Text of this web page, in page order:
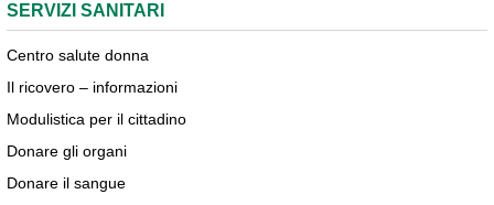
SERVIZI SANITARI
Centro salute donna
Il ricovero – informazioni
Modulistica per il cittadino
Donare gli organi
Donare il sangue